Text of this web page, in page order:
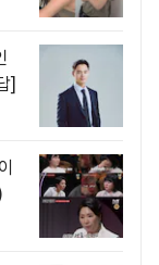
]